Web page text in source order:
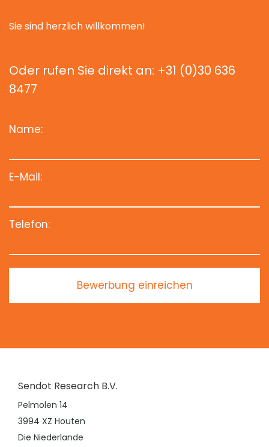
Sie sind herzlich willkommen!
Oder rufen Sie direkt an: +31 (0)30 636
8477
Name:
E-Mail:
Telefon:
Bewerbung einreichen
Sendot Research B.V.
Pelmolen 14
3994 XZ Houten
Die Niederlande